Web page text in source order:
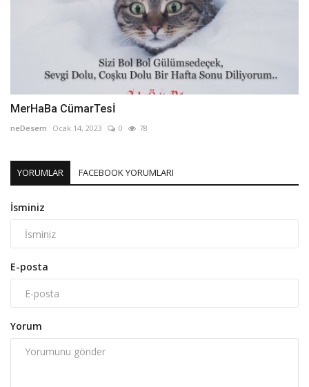
MerHaBa CümarTesİ
neDesem Ocak 14, 2023 0 78
YORUMLAR FACEBOOK YORUMLARI
İsminiz
E-posta
Yorum